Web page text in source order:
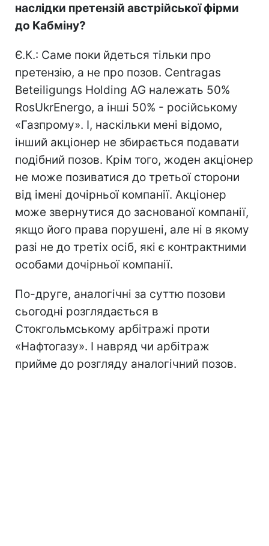
наслідки претензій австрійської фірми
до Кабміну?
Є.К.: Саме поки йдеться тільки про
претензію, а не про позов. Centragas
Beteiligungs Holding AG належать 50%
RosUkrEnergo, а інші 50% - російському
«Газпрому». І, наскільки мені відомо,
інший акціонер не збирається подавати
подібний позов. Крім того, жоден акціонер
не може позиватися до третьої сторони
від імені дочірньої компанії. Акціонер
може звернутися до заснованої компанії,
якщо його права порушені, але ні в якому
разі не до третіх осіб, які є контрактними
особами дочірньої компанії.
По-друге, аналогічні за суттю позови
сьогодні розглядається в
Стокгольмському арбітражі проти
«Нафтогазу». І навряд чи арбітраж
прийме до розгляду аналогічний позов.